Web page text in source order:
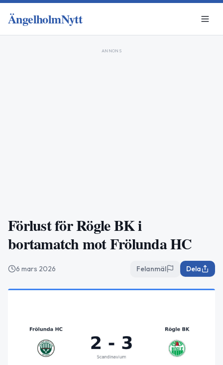
ÄngelholmNytt
ANNONS
Förlust för Rögle BK i
bortamatch mot Frölunda HC
6 mars 2026 Felanmäl Dela